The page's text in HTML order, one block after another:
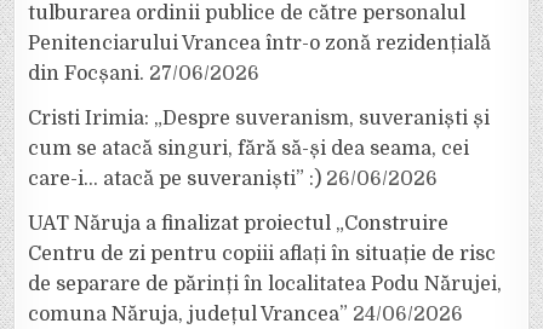
tulburarea ordinii publice de către personalul
Penitenciarului Vrancea într-o zonă rezidențială
din Focșani. 27/06/2026
Cristi Irimia: „Despre suveranism, suveraniști și
cum se atacă singuri, fără să-și dea seama, cei
care-i… atacă pe suveraniști” :) 26/06/2026
UAT Năruja a finalizat proiectul „Construire
Centru de zi pentru copiii aflați în situație de risc
de separare de părinți în localitatea Podu Nărujei,
comuna Năruja, județul Vrancea” 24/06/2026